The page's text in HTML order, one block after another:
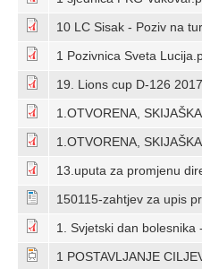
10 LC Sisak - Poziv na
1 Pozivnica Sveta
19. Lions cup D-126
1.OTVORENA,
1.OTVORENA,
13.uputa za promjenu
150115-zahtjev za upis
1. Svjetski dan bolesnika
1 POSTAVLJANJE